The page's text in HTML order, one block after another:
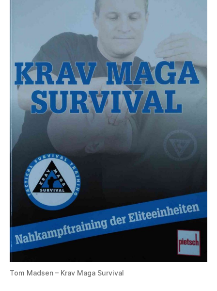
Tom Madsen – Krav Maga Survival